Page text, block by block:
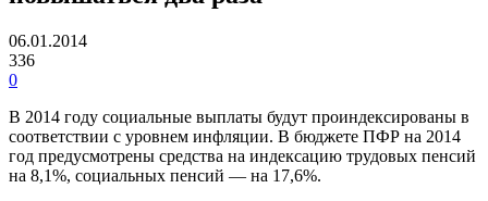
06.01.2014
336
0
В 2014 году социальные выплаты будут проиндексированы в
соответствии с уровнем инфляции. В бюджете ПФР на 2014
год предусмотрены средства на индексацию трудовых пенсий
на 8,1%, социальных пенсий — на 17,6%.